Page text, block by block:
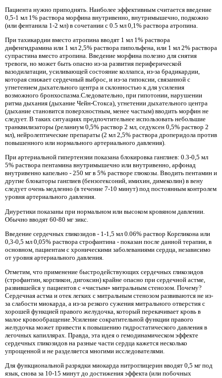
Пациента нужно приподнять. Наиболее эффективным считается введение
0,5-1 мл 1% раствора морфина внутривенно, внутримышечно, подкожно
(или фентанила 1-2 мл) в сочетании с 0.5 мл 0,1% раствора атропина.
При тахикардии вместо атропина вводят 1 мл 1% раствора
дифенгидрамина или 1 мл 2,5% раствора пипольфена, или 1 мл 2% раствора
супрастина вместо атропина. Введение морфина полезно для снятия
тревоги, но может быть опасно из-за развития периферической
вазодилатации, усиливающей состояние коллапса, из-за брадикардии,
которая снижает сердечный выброс, и из-за гипоксии, связанной с
угнетением дыхательного центра и склонностью к для усиления
возможного бронхоспазма.Следовательно, при гипотонии, нарушении
ритма дыхания (дыхание Чейн-Стокса), угнетении дыхательного центра
(дыхание становится поверхностным, менее частым) вводить морфин не
следует. В таких ситуациях предпочтительнее использовать небольшие
транквилизаторы (реланиум 0,5% раствор 2 мл, седуксен 0,5% раствор 2
мл), нейролептические препараты (2 мл 2,5% раствора дроперидола против
повышенного или нормального артериального давления).
При артериальной гипертензии показана блокировка ганглиев: 0.3-0,5 мл
5% раствора пентамина внутримышечно или внутривенно, арфонад
внутривенно капельно - 250 мг в 5% растворе глюкозы. Вводить пентамин и
другие блокаторы ганглиев (бензогексоний, имихин, димеколин) в вену
следует очень медленно (в течение 7-10 минут) под постоянным контролем
уровня артериального давления.
Диуретики показаны при нормальном или высоком кровяном давлении.
Обычно вводят 60-80 мг зикс.
Введение сердечных гликозидов - 1-1,5 мл 0.06% раствор Коргликона или
0,3-0,5 мл 0,05% раствора строфантина - показан после данной терапии, в
основном, пациентам с хроническими заболеваниями сердца, независимо
от уровня артериального давления.
Отметим, что применение быстродействующих сердечных гликозидов
(строфантин, коргликон, дигоксин) крайне опасно при сердечной астме,
развившейся у пациентов с «чистым» митральным стенозом. Почему?
Сердечная астма и отек легких с митральным стенозом развиваются не из-
за слабости миокарда, а из-за резкого сужения митрального отверстия с
хорошей функцией правого желудочка, который перекачивает кровь в
малое кровообращение.Усиление сократительной функции правого
желудочка может привести к повышению гидростатического давления в
легочных капиллярах. Правда, эта идея о гемодинамическом эффекте
сердечных гликозидов на разные части сердца кажется несколько
упрощенной и не разделяется многими исследователями.
Для функциональной разрядки миокарда нитроглицерин вводят 0,5 мг под
язык, снова за 10-15 минут до достижения эффекта (или побочных